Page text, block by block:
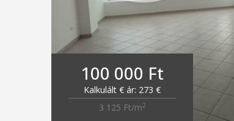
100 000 Ft
Kalkulált € ár: 273 €
3 125 Ft/m2